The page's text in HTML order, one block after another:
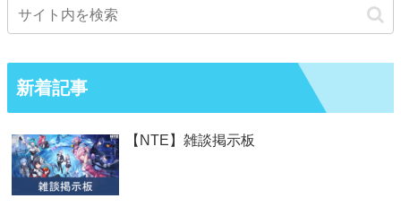
新着記事
【NTE】雑談掲示板